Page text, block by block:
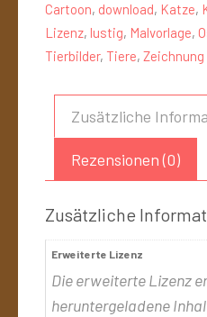
Cartoon, download, Katze,
Lizenz, lustig, Malvorlage,
Tierbilder, Tiere, Zeichnung
Zusätzliche
Rezensionen (0)
Zusätzliche
Erweiterte Lizenz
Die erweiterte Lizenz
heruntergeladene